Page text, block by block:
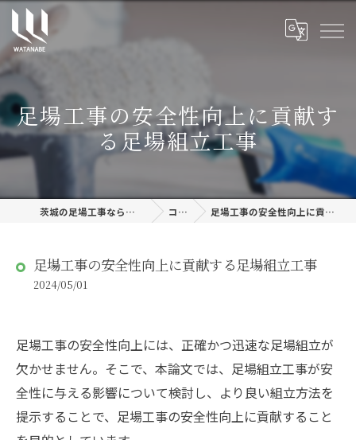
足場工事の安全性向上に貢献す
る足場組立工事
茨城の足場工事なら株式会社渡邊建設 コラム 足場工事の安全性向上に貢献する足場組立工事
足場工事の安全性向上に貢献する足場組立工事
2024/05/01
足場工事の安全性向上には、正確かつ迅速な足場組立が
欠かせません。そこで、本論文では、足場組立工事が安
全性に与える影響について検討し、より良い組立方法を
提示することで、足場工事の安全性向上に貢献すること